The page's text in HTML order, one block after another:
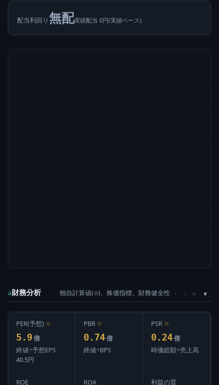
配当利回り無配実績配当 0円(実績ベース)
a財務分析 独自計算値(⊙)、株価指標、財務健全性 ↑ ↓ ×
PER(予想) ⊙
5.9 倍
終値÷予想EPS
40.5円
PBR ⊙
0.74 倍
終値÷BPS
PSR ⊙
0.24 倍
時価総額÷売上高
ROE ROA 利益の質